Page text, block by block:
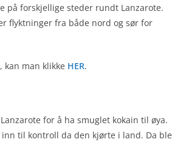
på forskjellige steder rundt Lanzarote.
flyktninger fra både nord og sør for
kan man klikke HER.
for å ha smuglet kokain til øya.
til kontroll da den kjørte i land. Da ble